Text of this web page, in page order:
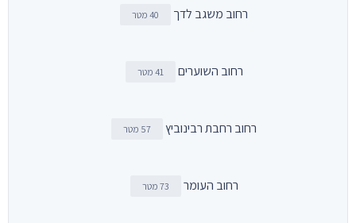
רחוב משגב לדך 40 מטר
רחוב השוערים 41 מטר
רחוב רחבת רבינוביץ 57 מטר
רחוב העומר 73 מטר